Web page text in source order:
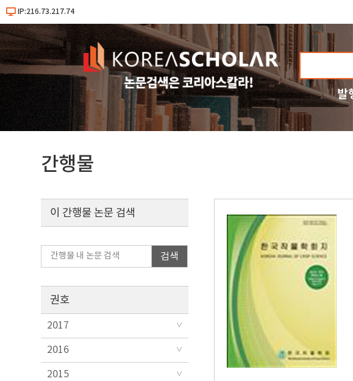
IP:216.73.217.74
발
간행물
이 간행물 논문 검색
검색
권호
2017
2016
2015